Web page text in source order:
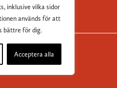
inklusive vilka sidor
används för att
bättre för dig.
Acceptera alla